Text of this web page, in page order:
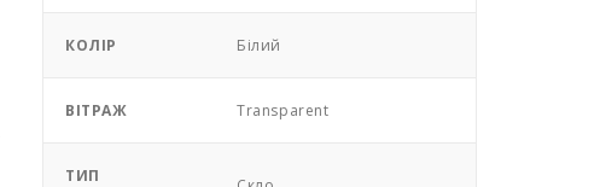
КОЛІР Білий
ВІТРАЖ Transparent
ТИП